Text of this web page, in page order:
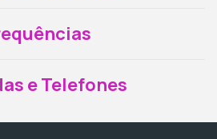
e Telefones